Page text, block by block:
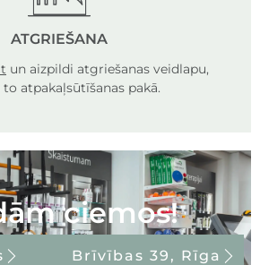
ATGRIEŠANA
un aizpildi atgriešanas veidlapu,
atpakaļsūtīšanas pakā.
ciemos!
Brīvības 39, Rīga